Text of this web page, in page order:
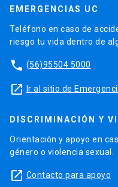
EMERGENCIAS UC
Teléfono en caso de
riesgo tu vida dentro de
phone (56)95504 5000
launch Ir al sitio de
DISCRIMINACIÓN Y
Orientación y apoyo en
género o violencia sexual.
launch Contacto para apoyo